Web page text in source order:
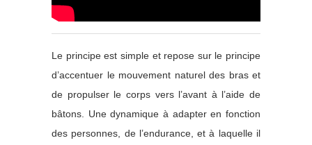
Le principe est simple et repose sur le principe
d’accentuer le mouvement naturel des bras et
de propulser le corps vers l’avant à l’aide de
bâtons. Une dynamique à adapter en fonction
des personnes, de l’endurance, et à laquelle il